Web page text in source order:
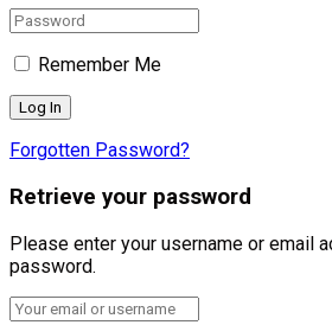
Remember Me
Forgotten Password?
Retrieve your password
Please enter your username or email
password.